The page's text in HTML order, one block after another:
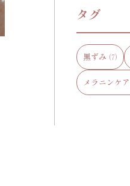
タグ
黒ずみ (7)
メラニンケア